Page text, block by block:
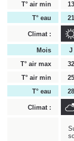
T° air min
13
T° eau
21
Climat :
Mois J
T° air max
32
T° air min
25
T° eau
28
Climat :